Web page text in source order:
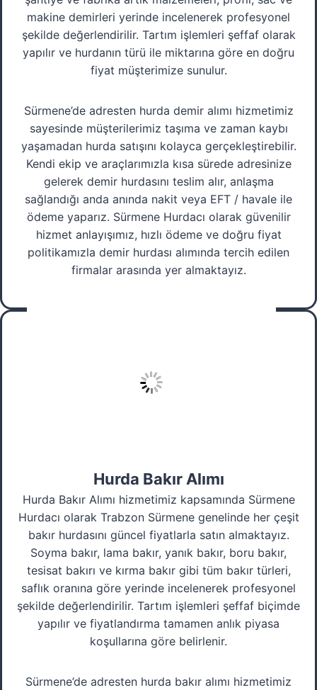
makine demirleri yerinde incelenerek profesyonel
şekilde değerlendirilir. Tartım işlemleri şeffaf olarak
yapılır ve hurdanın türü ile miktarına göre en doğru
fiyat müşterimize sunulur.
Sürmene’de adresten hurda demir alımı hizmetimiz
sayesinde müşterilerimiz taşıma ve zaman kaybı
yaşamadan hurda satışını kolayca gerçekleştirebilir.
Kendi ekip ve araçlarımızla kısa sürede adresinize
gelerek demir hurdasını teslim alır, anlaşma
sağlandığı anda anında nakit veya EFT / havale ile
ödeme yaparız. Sürmene Hurdacı olarak güvenilir
hizmet anlayışımız, hızlı ödeme ve doğru fiyat
politikamızla demir hurdası alımında tercih edilen
firmalar arasında yer almaktayız.
Hurda Bakır Alımı
Hurda Bakır Alımı hizmetimiz kapsamında Sürmene
Hurdacı olarak Trabzon Sürmene genelinde her çeşit
bakır hurdasını güncel fiyatlarla satın almaktayız.
Soyma bakır, lama bakır, yanık bakır, boru bakır,
tesisat bakırı ve kırma bakır gibi tüm bakır türleri,
saflık oranına göre yerinde incelenerek profesyonel
şekilde değerlendirilir. Tartım işlemleri şeffaf biçimde
yapılır ve fiyatlandırma tamamen anlık piyasa
koşullarına göre belirlenir.
Sürmene’de adresten hurda bakır alımı hizmetimiz